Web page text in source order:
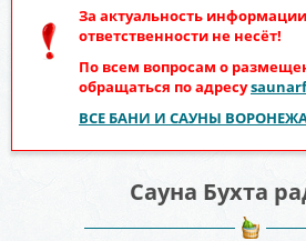
За актуальность
ответственности не несёт!
По всем вопросам о
обращаться по адресу
ВСЕ БАНИ И САУНЫ
Сауна Бухта